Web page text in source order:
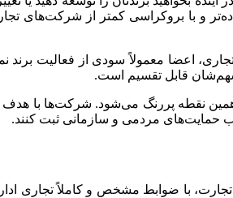
و با بروکراسی کمتر از شرکت‌های
اعضا معمولاً سودی از فعالیت برند
قابل تقسیم است.
همین نقطه پررنگ می‌شود. شرکت‌ها با
حمایت‌های مردمی و سازمانی ثبت کنند.
با ضوابط مشخص و کاملاً تجاری